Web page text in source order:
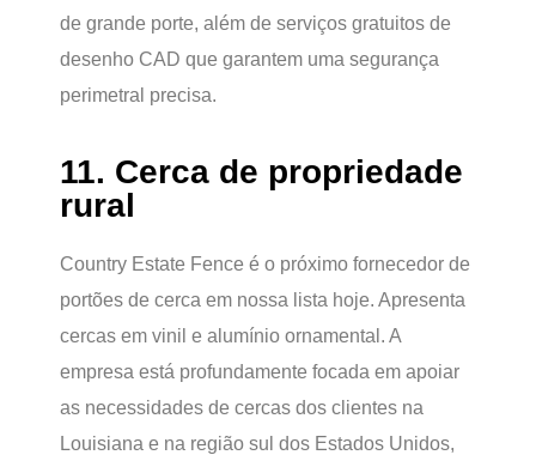
de grande porte, além de serviços gratuitos de
desenho CAD que garantem uma segurança
perimetral precisa.
11. Cerca de propriedade
rural
Country Estate Fence é o próximo fornecedor de
portões de cerca em nossa lista hoje. Apresenta
cercas em vinil e alumínio ornamental. A
empresa está profundamente focada em apoiar
as necessidades de cercas dos clientes na
Louisiana e na região sul dos Estados Unidos,